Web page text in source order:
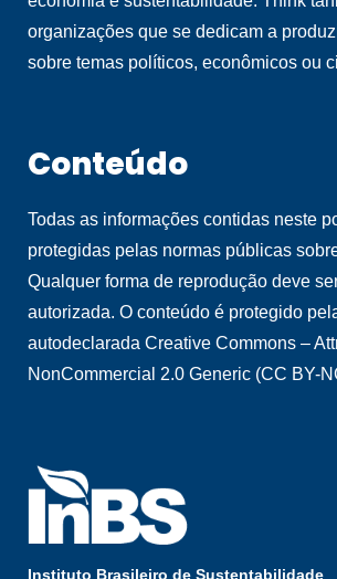
organizações que se dedicam a
sobre temas políticos, econômicos ou
Conteúdo
Todas as informações contidas neste
protegidas pelas normas públicas
Qualquer forma de reprodução deve
autorizada. O conteúdo é protegido
autodeclarada Creative Commons –
NonCommercial 2.0 Generic (CC BY-
Instituto Brasileiro de Sustentabilidade